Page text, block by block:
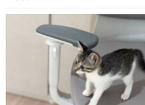
たから何？と思って口から出したら自分
イレーンの呪いじゃん😭